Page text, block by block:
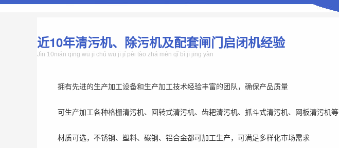
近10年清污机、除污机及配套闸门启闭机经验
Jìn 10nián qīng wū jī chú wū jī jí pèi tào zhá mén qǐ bì jī jīng yàn
拥有先进的生产加工设备和生产加工技术经验丰富的团队，确保产品质量
可生产加工各种格栅清污机、回转式清污机、齿耙清污机、抓斗式清污机、网板清污机等
材质可选，不锈钢、塑料、碳钢、铝合金都可加工生产，可满足多样化市场需求